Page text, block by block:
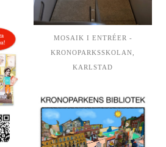
MOSAIK I ENTRÉER -
KRONOPARKSSKOLAN,
KARLSTAD